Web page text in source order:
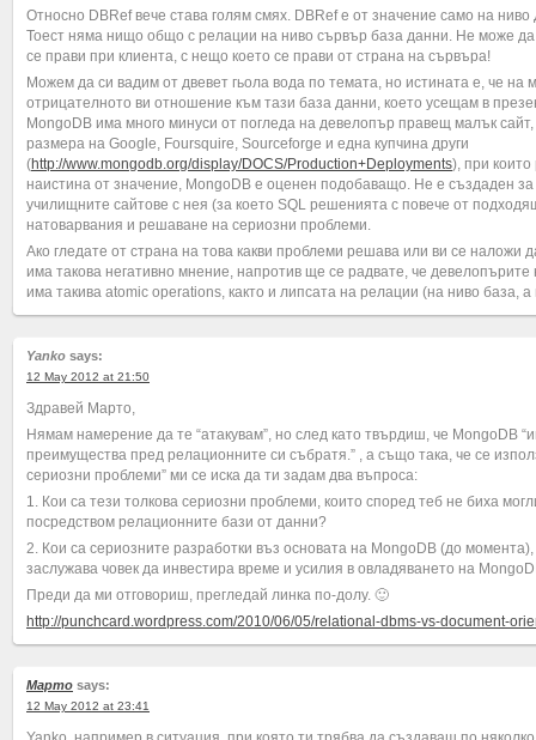
Относно DBRef вече става голям смях. DBRef е от значение само на
Тоест няма нищо общо с релации на ниво сървър база данни. Не може
се прави при клиента, с нещо което се прави от страна на сървъра!
Можем да си вадим от двевет гьола вода по темата, но истината е, че на
отрицателното ви отношение към тази база данни, което усещам в
MongoDB има много минуси от погледа на девелопър правещ малък
размера на Google, Foursquire, Sourceforge и една купчина други
(http://www.mongodb.org/display/DOCS/Production+Deployments), при
наистина от значение, MongoDB е оценен подобаващо. Не е създаден
училищните сайтове с нея (за което SQL решенията с повече от
натоварвания и решаване на сериозни проблеми.
Ако гледате от страна на това какви проблеми решава или ви се наложи
има такова негативно мнение, напротив ще се радвате, че
има такива atomic operations, както и липсата на релации (на ниво база,
Yanko says:
12 May 2012 at 21:50
Здравей Марто,
Нямам намерение да те “атакувам”, но след като твърдиш, че MongoDB
преимущества пред релационните си събратя.” , а също така, че се
сериозни проблеми” ми се иска да ти задам два въпроса:
1. Кои са тези толкова сериозни проблеми, които според теб не биха
посредством релационните бази от данни?
2. Кои са сериозните разработки въз основата на MongoDB (до
заслужава човек да инвестира време и усилия в овладяването на
Преди да ми отговориш, прегледай линка по-долу. 🙂
http://punchcard.wordpress.com/2010/06/05/relational-dbms-vs-document-
Марто says:
12 May 2012 at 23:41